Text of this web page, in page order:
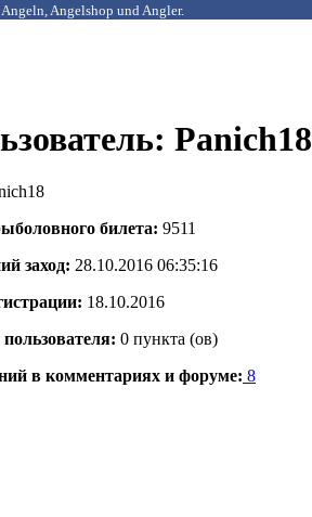
Angelshop und Angler.
Panich18
билета: 9511
заход: 28.10.2016 06:35:16
18.10.2016
0 пунктa (ов)
в комментариях и форуме: 8